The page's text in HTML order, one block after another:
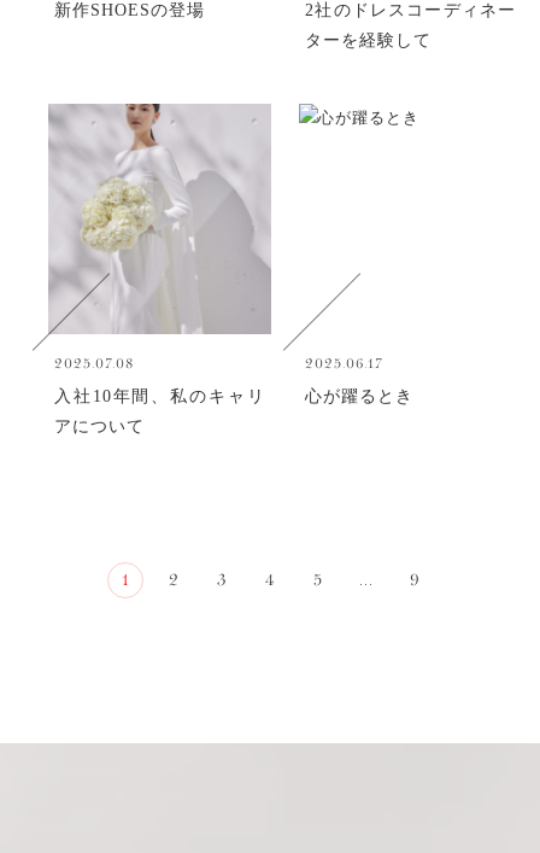
新作SHOESの登場
2社のドレスコーディネー
ターを経験して
2025.07.08
入社10年間、私のキャリ
アについて
2025.06.17
心が躍るとき
1 2 3 4 5 ... 9